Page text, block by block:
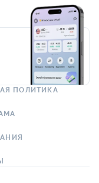
ПОЛИТИКА